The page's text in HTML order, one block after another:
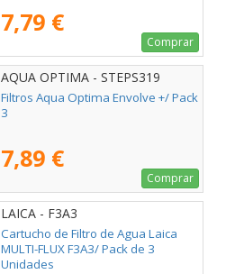
7,79 €
Comprar
AQUA OPTIMA - STEPS319
Filtros Aqua Optima Envolve +/ Pack
3
7,89 €
Comprar
LAICA - F3A3
Cartucho de Filtro de Agua Laica
MULTI-FLUX F3A3/ Pack de 3
Unidades